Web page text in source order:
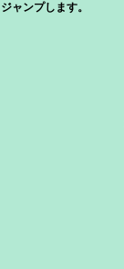
ジャンプします。